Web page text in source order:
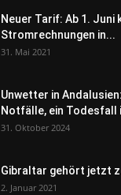
Neuer Tarif: Ab 1. Juni
Stromrechnungen in...
31. Mai 2021
Unwetter in
Notfälle, ein Todesfall
31. Oktober 2024
Gibraltar gehört jetzt
2. Januar 2021